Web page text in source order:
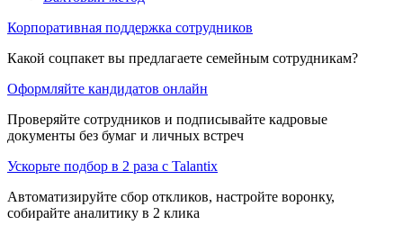
Корпоративная поддержка сотрудников
Какой соцпакет вы предлагаете семейным сотрудникам?
Оформляйте кандидатов онлайн
Проверяйте сотрудников и подписывайте кадровые
документы без бумаг и личных встреч
Ускорьте подбор в 2 раза с Talantix
Автоматизируйте сбор откликов, настройте воронку,
собирайте аналитику в 2 клика